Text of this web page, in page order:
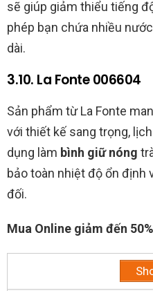
sẽ giúp giảm thiểu tiếng
phép bạn chứa nhiều
dài.
3.10. La Fonte 006604
Sản phẩm từ La Fonte
với thiết kế sang trọng,
dụng làm bình giữ nóng
bảo toàn nhiệt độ ổn định
đối.
Mua Online giảm đến